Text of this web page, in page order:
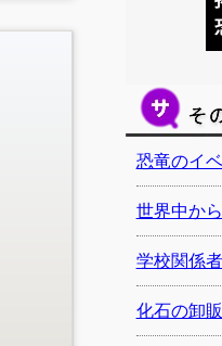
恐竜のイ
世界中か
学校関係
化石の卸